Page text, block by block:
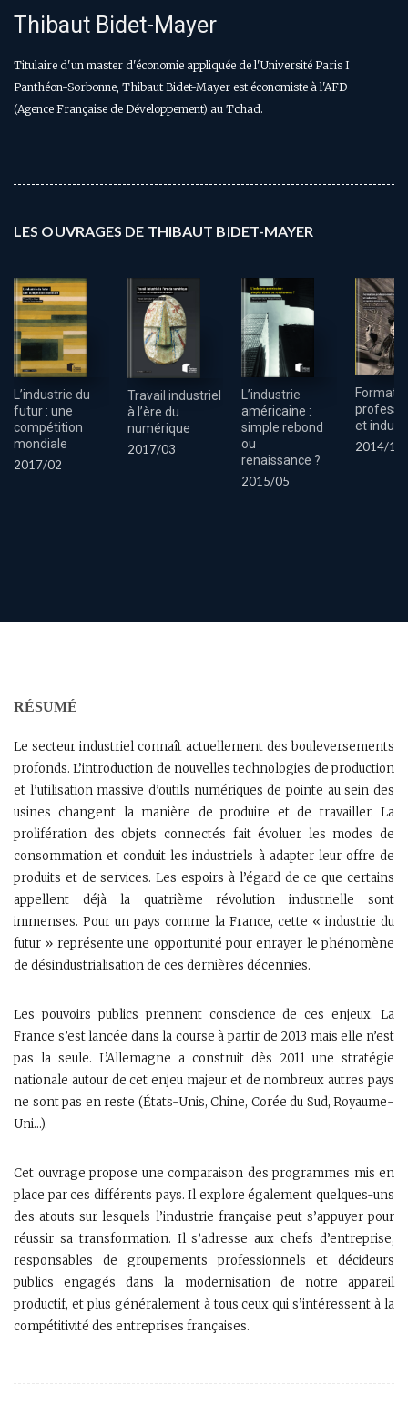
Thibaut Bidet-Mayer
Titulaire d'un master d'économie appliquée de l'Université Paris I
Panthéon-Sorbonne, Thibaut Bidet-Mayer est économiste à l'AFD
(Agence Française de Développement) au Tchad .
LES OUVRAGES DE THIBAUT BIDET-MAYER
L’industrie du
futur : une
compétition
mondiale
2017/02
Travail industriel
à l’ère du
numérique
2017/03
L’industrie
américaine :
simple rebond
ou
renaissance ?
2015/05
et
2014/11
RÉSUMÉ
Le secteur industriel connaît actuellement des bouleversements
profonds. L’introduction de nouvelles technologies de production
et l’utilisation massive d’outils numériques de pointe au sein des
usines changent la manière de produire et de travailler. La
prolifération des objets connectés fait évoluer les modes de
consommation et conduit les industriels à adapter leur offre de
produits et de services. Les espoirs à l’égard de ce que certains
appellent déjà la quatrième révolution industrielle sont
immenses. Pour un pays comme la France, cette « industrie du
futur » représente une opportunité pour enrayer le phénomène
de désindustrialisation de ces dernières décennies.
Les pouvoirs publics prennent conscience de ces enjeux. La
France s’est lancée dans la course à partir de 2013 mais elle n’est
pas la seule. L’Allemagne a construit dès 2011 une stratégie
nationale autour de cet enjeu majeur et de nombreux autres pays
ne sont pas en reste (États-Unis, Chine, Corée du Sud, Royaume-
Uni…).
Cet ouvrage propose une comparaison des programmes mis en
place par ces différents pays. Il explore également quelques-uns
des atouts sur lesquels l’industrie française peut s’appuyer pour
réussir sa transformation. Il s’adresse aux chefs d’entreprise,
responsables de groupements professionnels et décideurs
publics engagés dans la modernisation de notre appareil
productif, et plus généralement à tous ceux qui s’intéressent à la
compétitivité des entreprises françaises.